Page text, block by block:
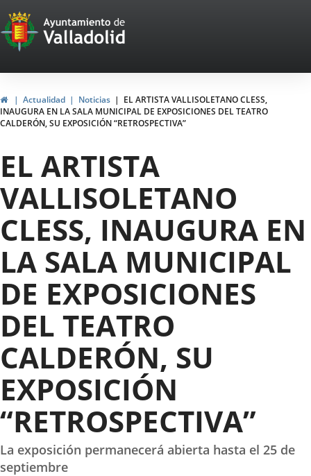
Portal
Web
del
Ayuntamiento
de
Valladolid
HomeActualidad Noticias
EL ARTISTA VALLISOLETANO CLESS,
INAUGURA EN LA SALA MUNICIPAL DE EXPOSICIONES DEL TEATRO
CALDERÓN, SU EXPOSICIÓN “RETROSPECTIVA”
EL ARTISTA
VALLISOLETANO
CLESS, INAUGURA EN
LA SALA MUNICIPAL
DE EXPOSICIONES
DEL TEATRO
CALDERÓN, SU
EXPOSICIÓN
“RETROSPECTIVA”
La exposición permanecerá abierta hasta el 25 de
septiembre